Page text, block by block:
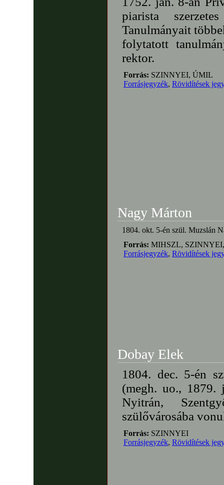
piarista
Tanulmányait
folytatott
rektor.
Forrás: SZINNYEI, ÚMIL
Forrásjegyzék, Rövidítések
Nagy Márton
1804. okt. 5-én szül. Muzslán
Forrás: MIHSZL,
Forrásjegyzék, Rövidítések
Dobay Elek
1804. dec. 5-én
(megh. uo., 1879.
Nyitrán,
szülővárosába
Forrás: SZINNYEI
Forrásjegyzék, Rövidítések